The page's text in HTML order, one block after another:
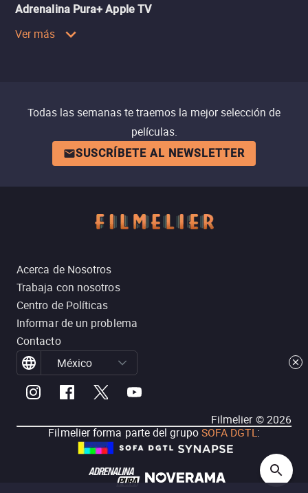
Adrenalina Pura+ Apple TV
Ver más
Todas las semanas te traemos la mejor selección de
películas.
SUSCRÍBETE AL NEWSLETTER
Acerca de Nosotros
Trabaja con nosotros
Centro de Políticas
Informar de un problema
Contacto
México
Filmelier ©2026
Filmelier forma parte del grupoSOFA DGTL: